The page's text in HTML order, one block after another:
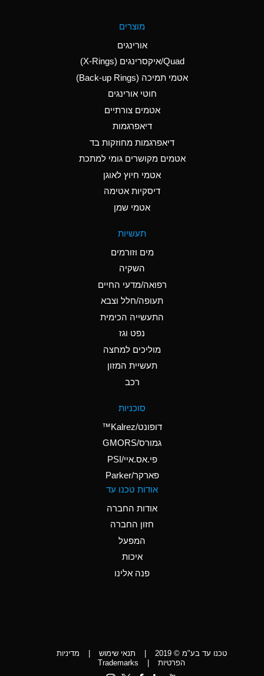
Aluminum Nitrate
(Aqueous)
Aluminum Phosphate
Ammonia Anhydrous
C
Ammonia Gas (cold)
A
Ammonia Gas (hot)
Ammonium Hydroxide
A
Ammonium Nitrate
Ammonium Nitrite
Ammonium Persulfate
Ammonium Phosphate
A
Ammonium Sulfate
*
Amyl Acetate (Banana
Aniline
D
מוצרים
אורינגים
Quad/איקסרינגים (X-Rings)
אטמי תמיכה (Back-up Rings)
חוטי אורינגים
אטמים צורתיים
דיאפרגמות
דיאפרגמות מחוזקות בד
אטמים מקושרים גומי למתכת
אטמי חיוץ לאוגן
דיסקיות אטימה
אטמי שמן
תעשיות
מים וזורמים
השקיה
רפואה/מדעי החיים
תעופה/חלל וצבא
התעשייה הכימית
נפט וגז
מוליכים למחצה
תעשיית המזון
רכב
סוכניות
דופונט/Kalrez™
גמורס/GMORS
פי.אס.איי/PSI
פארקר/Parker
אודות טכנו עד
אודות החברה
חזון החברה
המפעל
איכות
פנה אלינו
טכנו עד בע"מ © 2019 | תנאי שימוש |
מדיניות
הפרטיות
|
Trademarks